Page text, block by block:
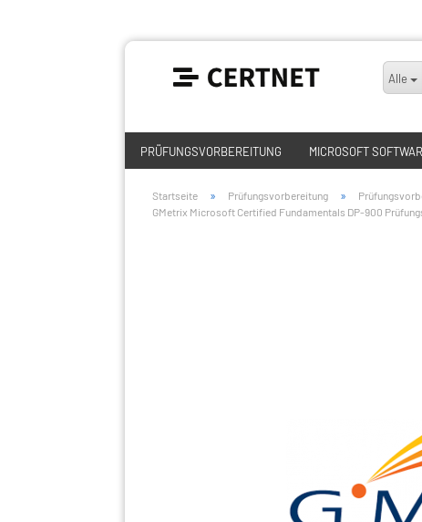
Alle
PRÜFUNGSVORBEREITUNG MICROSOFT
Startseite » Prüfungsvorbereitung »
GMetrix Microsoft Certified Fundamentals DP-900